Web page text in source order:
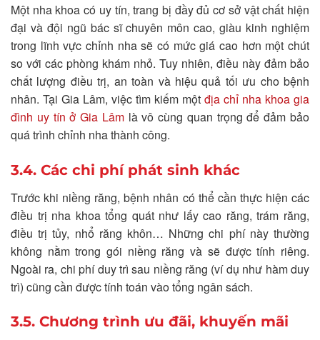
Một nha khoa có uy tín, trang bị đầy đủ cơ sở vật chất hiện
đại và đội ngũ bác sĩ chuyên môn cao, giàu kinh nghiệm
trong lĩnh vực chỉnh nha sẽ có mức giá cao hơn một chút
so với các phòng khám nhỏ. Tuy nhiên, điều này đảm bảo
chất lượng điều trị, an toàn và hiệu quả tối ưu cho bệnh
nhân. Tại Gia Lâm, việc tìm kiếm một địa chỉ nha khoa gia
đình uy tín ở Gia Lâmlà vô cùng quan trọng để đảm bảo
quá trình chỉnh nha thành công.
3.4. Các chi phí phát sinh khác
Trước khi niềng răng, bệnh nhân có thể cần thực hiện các
điều trị nha khoa tổng quát như lấy cao răng, trám răng,
điều trị tủy, nhổ răng khôn… Những chi phí này thường
không nằm trong gói niềng răng và sẽ được tính riêng.
Ngoài ra, chi phí duy trì sau niềng răng (ví dụ như hàm duy
trì) cũng cần được tính toán vào tổng ngân sách.
3.5. Chương trình ưu đãi, khuyến mãi